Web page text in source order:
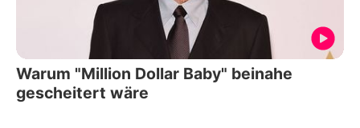
Warum "Million Dollar Baby" beinahe
gescheitert wäre